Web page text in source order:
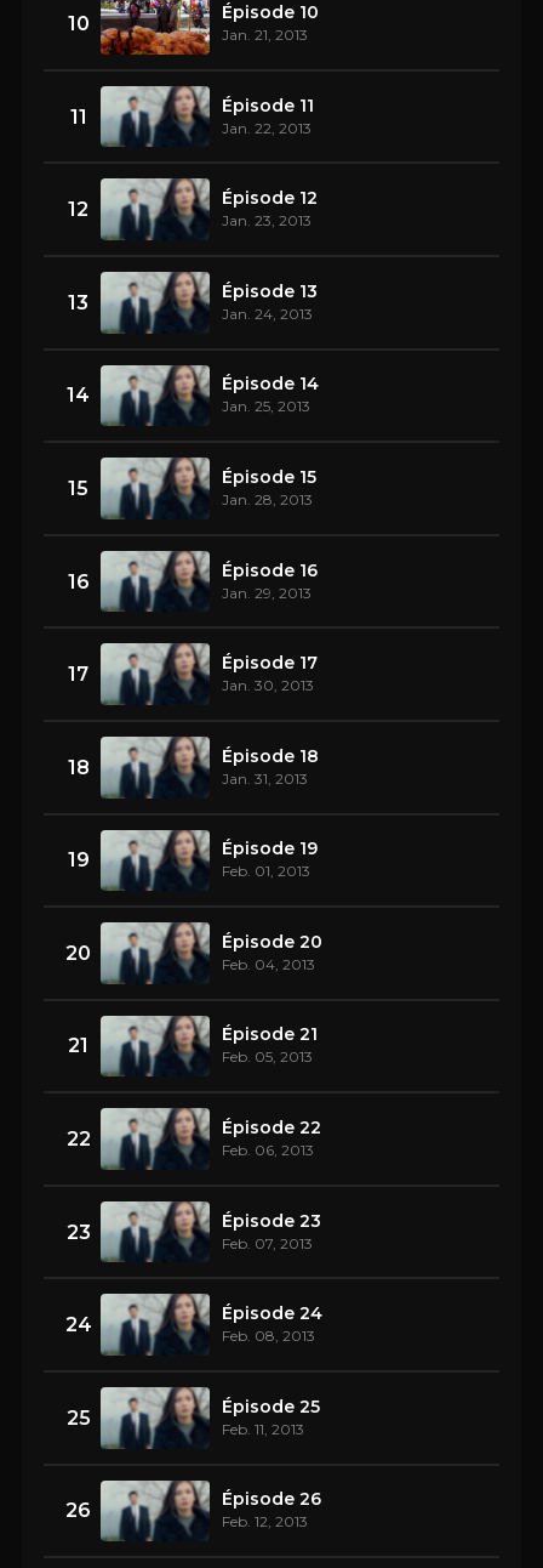
10 Épisode 10
Jan. 21, 2013
11 Épisode 11
Jan. 22, 2013
12 Épisode 12
Jan. 23, 2013
13 Épisode 13
Jan. 24, 2013
14 Épisode 14
Jan. 25, 2013
15 Épisode 15
Jan. 28, 2013
16 Épisode 16
Jan. 29, 2013
17 Épisode 17
Jan. 30, 2013
18 Épisode 18
Jan. 31, 2013
19 Épisode 19
Feb. 01, 2013
20 Épisode 20
Feb. 04, 2013
21 Épisode 21
Feb. 05, 2013
22 Épisode 22
Feb. 06, 2013
23 Épisode 23
Feb. 07, 2013
24 Épisode 24
Feb. 08, 2013
25 Épisode 25
Feb. 11, 2013
26 Épisode 26
Feb. 12, 2013